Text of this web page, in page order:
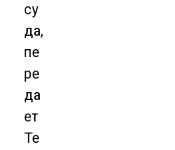
су
да,
пе
ре
да
ет
Te